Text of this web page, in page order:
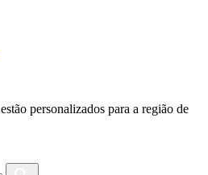
estão personalizados para a região de